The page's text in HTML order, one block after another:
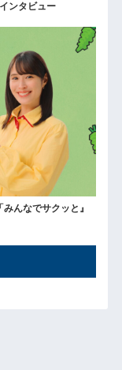
ンタビュー
んなでサクッと』